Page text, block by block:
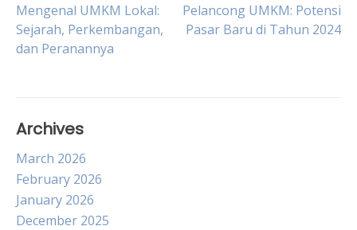
Post
navigation
Mengenal UMKM Lokal:
Sejarah, Perkembangan,
dan Peranannya
Pelancong UMKM: Potensi
Pasar Baru di Tahun 2024
Archives
March 2026
February 2026
January 2026
December 2025